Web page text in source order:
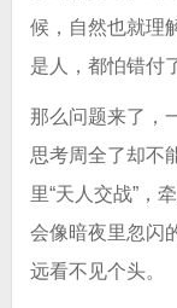
候，自然也就理
是人，都怕错付
那么问题来了，
思考周全了却不
里“天人交战”，
会像暗夜里忽闪
远看不见个头。